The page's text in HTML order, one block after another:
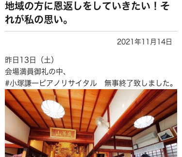
地域の方に恩返しをしていきたい！そ
れが私の思い。
2021年11月14日
昨日13日（土）
会場満員御礼の中、
#小塚謙一ピアノリサイタル 無事終了致しました。